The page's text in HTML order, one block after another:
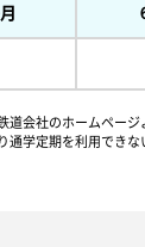
道会社のホームページ
通学定期を利用でき